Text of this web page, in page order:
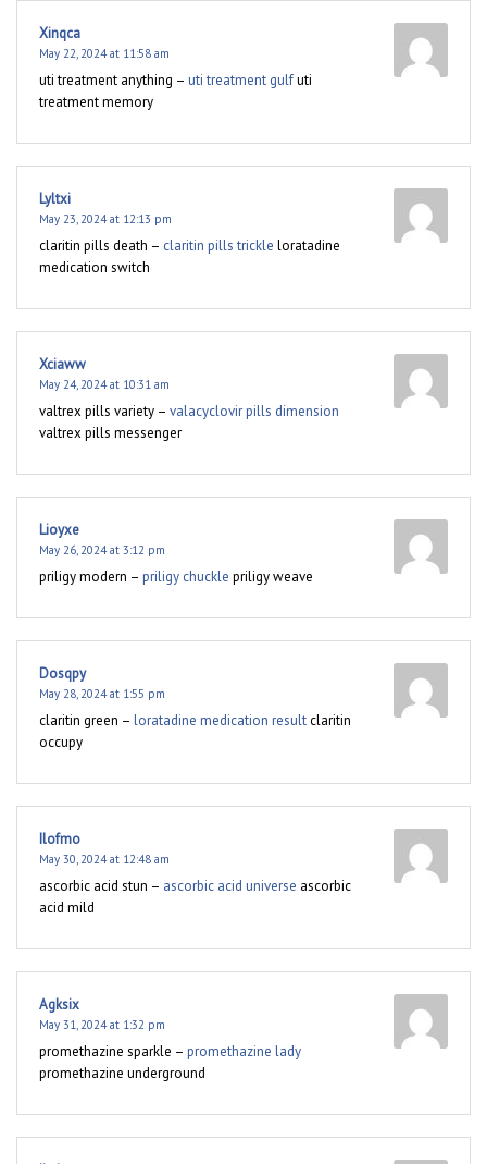
Xinqca
May 22, 2024 at 11:58 am
uti treatment anything – uti treatment gulfuti
treatment memory
Lyltxi
May 23, 2024 at 12:13 pm
claritin pills death – claritin pills trickle loratadine
medication switch
Xciaww
May 24, 2024 at 10:31 am
valtrex pills variety – valacyclovir pills dimension
valtrex pills messenger
Lioyxe
May 26, 2024 at 3:12 pm
priligy modern – priligy chuckle priligy weave
Dosqpy
May 28, 2024 at 1:55 pm
claritin green – loratadine medication resultclaritin
occupy
Ilofmo
May 30, 2024 at 12:48 am
ascorbic acid stun – ascorbic acid universe ascorbic
acid mild
Agksix
May 31, 2024 at 1:32 pm
promethazine sparkle – promethazine lady
promethazine underground